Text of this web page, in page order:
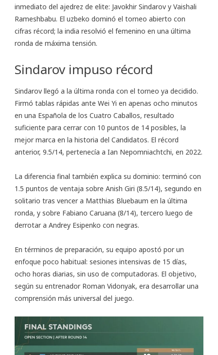
inmediato del ajedrez de elite: Javokhir Sindarov y Vaishali
Rameshbabu. El uzbeko dominó el torneo abierto con
cifras récord; la india resolvió el femenino en una última
ronda de máxima tensión.
Sindarov impuso récord
Sindarov llegó a la última ronda con el torneo ya decidido.
Firmó tablas rápidas ante Wei Yi en apenas ocho minutos
en una Española de los Cuatro Caballos, resultado
suficiente para cerrar con 10 puntos de 14 posibles, la
mejor marca en la historia del Candidatos. El récord
anterior, 9.5/14, pertenecía a Ian Nepomniachtchi, en 2022.
La diferencia final también explica su dominio: terminó con
1.5 puntos de ventaja sobre Anish Giri (8.5/14), segundo en
solitario tras vencer a Matthias Bluebaum en la última
ronda, y sobre Fabiano Caruana (8/14), tercero luego de
derrotar a Andrey Esipenko con negras.
En términos de preparación, su equipo apostó por un
enfoque poco habitual: sesiones intensivas de 15 días,
ocho horas diarias, sin uso de computadoras. El objetivo,
según su entrenador Roman Vidonyak, era desarrollar una
comprensión más universal del juego.